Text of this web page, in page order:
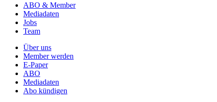
ABO & Member
Mediadaten
Jobs
Team
Über uns
Member werden
E-Paper
ABO
Mediadaten
Abo kündigen